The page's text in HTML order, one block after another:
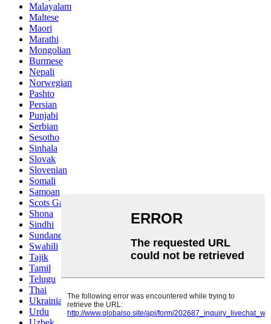
Malayalam
Maltese
Maori
Marathi
Mongolian
Burmese
Nepali
Norwegian
Pashto
Persian
Punjabi
Serbian
Sesotho
Sinhala
Slovak
Slovenian
Somali
Samoan
Scots Gaelic
Shona
Sindhi
Sundanese
Swahili
Tajik
Tamil
Telugu
Thai
Ukrainian
Urdu